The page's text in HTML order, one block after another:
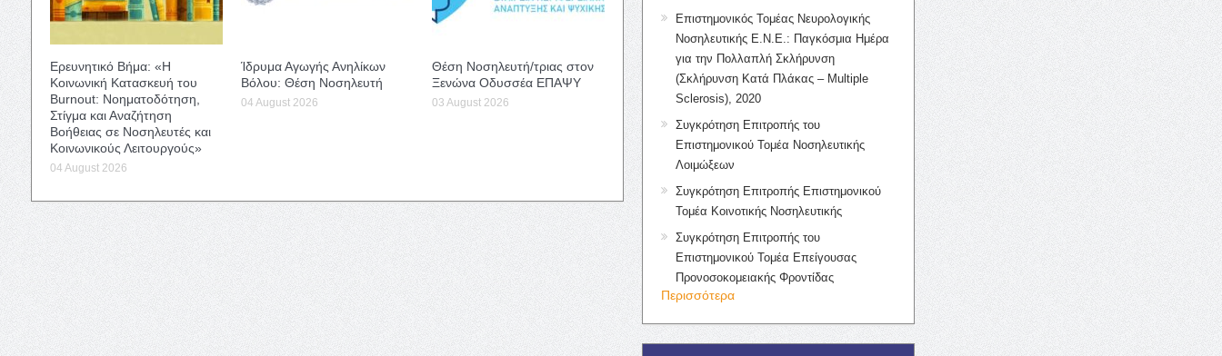
Ερευνητικό Βήμα: «Η
Κοινωνική Κατασκευή του
Burnout: Νοηματοδότηση,
Στίγμα και Αναζήτηση
Βοήθειας σε Νοσηλευτές και
Κοινωνικούς Λειτουργούς»
04 August 2026
Ίδρυμα Αγωγής Ανηλίκων
Βόλου: Θέση Νοσηλευτή
04 August 2026
Θέση Νοσηλευτή/τριας στον
Ξενώνα Οδυσσέα ΕΠΑΨΥ
03 August 2026
Επιστημονικός Τομέας Νευρολογικής
Νοσηλευτικής Ε.Ν.Ε.: Παγκόσμια Ημέρα
για την Πολλαπλή Σκλήρυνση
(Σκλήρυνση Κατά Πλάκας – Multiple
Sclerosis), 2020
Συγκρότηση Επιτροπής του
Επιστημονικού Τομέα Νοσηλευτικής
Λοιμώξεων
Συγκρότηση Επιτροπής Επιστημονικού
Τομέα Κοινοτικής Νοσηλευτικής
Συγκρότηση Επιτροπής του
Επιστημονικού Τομέα Επείγουσας
Προνοσοκομειακής Φροντίδας
Περισσότερα